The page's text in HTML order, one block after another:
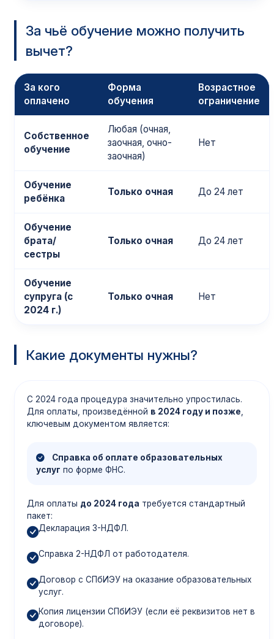
За чьё обучение можно получить
вычет?
За кого
оплачено
Форма
обучения
Возрастное
ограничение
Собственное
обучение
Любая (очная,
заочная, очно-
заочная)
Нет
Обучение
ребёнка
Только очная До 24 лет
Обучение
брата/
сестры
Только очная До 24 лет
Обучение
супруга (с
2024 г.)
Только очная Нет
Какие документы нужны?
С 2024 года процедура значительно упростилась.
Для оплаты, произведённой в 2024 году и позже,
ключевым документом является:
Справка об оплате образовательных
услуг по форме ФНС.
Для оплаты до 2024 года требуется стандартный
пакет:
Декларация 3-НДФЛ.
Справка 2-НДФЛ от работодателя.
Договор с СПбИЭУ на оказание образовательных
услуг.
Копия лицензии СПбИЭУ (если её реквизитов нет в
договоре).